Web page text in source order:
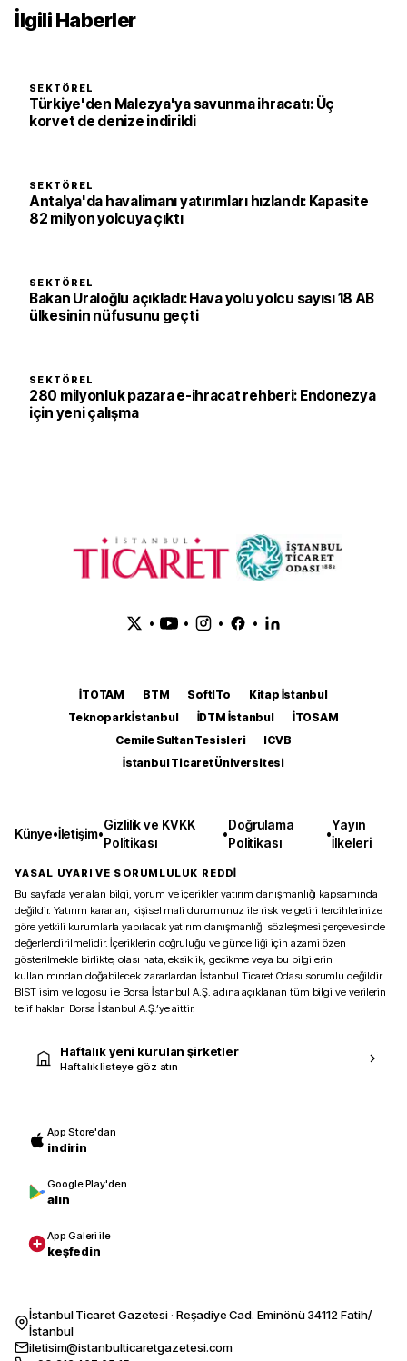
İlgili Haberler
SEKTÖREL
Türkiye'den Malezya'ya savunma ihracatı: Üç
korvet de denize indirildi
SEKTÖREL
Antalya'da havalimanı yatırımları hızlandı: Kapasite
82 milyon yolcuya çıktı
SEKTÖREL
Bakan Uraloğlu açıkladı: Hava yolu yolcu sayısı 18 AB
ülkesinin nüfusunu geçti
SEKTÖREL
280 milyonluk pazara e-ihracat rehberi: Endonezya
için yeni çalışma
• • • •
İTOTAM BTM SoftITo
Kitap İstanbul
Teknopark İstanbul
İDTM İstanbul
İTOSAM
Cemile Sultan Tesisleri
ICVB
İstanbul Ticaret Üniversitesi
Künye•İletişim•
Gizlilik ve KVKK
Politikası
•
Doğrulama
Politikası
•
Yayın
İlkeleri
YASAL UYARI VE SORUMLULUK REDDİ
Bu sayfada yer alan bilgi, yorum ve içerikler yatırım danışmanlığı kapsamında
değildir. Yatırım kararları, kişisel mali durumunuz ile risk ve getiri tercihlerinize
göre yetkili kurumlarla yapılacak yatırım danışmanlığı sözleşmesi çerçevesinde
değerlendirilmelidir. İçeriklerin doğruluğu ve güncelliği için azami özen
gösterilmekle birlikte, olası hata, eksiklik, gecikme veya bu bilgilerin
kullanımından doğabilecek zararlardan İstanbul Ticaret Odası sorumlu değildir.
BIST isim ve logosu ile Borsa İstanbul A.Ş. adına açıklanan tüm bilgi ve verilerin
telif hakları Borsa İstanbul A.Ş.’ye aittir.
Haftalık yeni kurulan şirketler
Haftalık listeye göz atın
App Store'dan
indirin
Google Play'den
alın
App Galeri ile
keşfedin
İstanbul Ticaret Gazetesi · Reşadiye Cad. Eminönü 34112 Fatih/
İstanbul
iletisim@istanbulticaretgazetesi.com